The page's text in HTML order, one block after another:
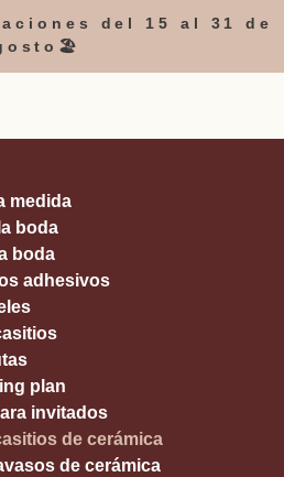
del 15 al 31 de
medida
boda
boda
adhesivos
plan
invitados
de cerámica
de cerámica